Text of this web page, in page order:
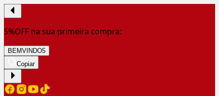
5%OFF na sua primeira compra:
BEMVINDO5
Copiar